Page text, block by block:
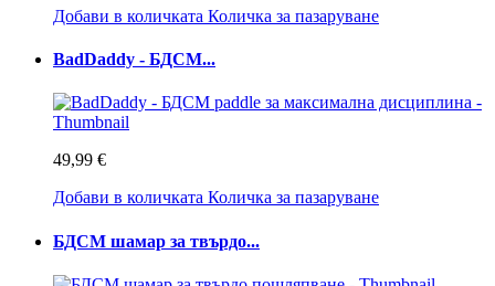
Добави в количката Количка за пазаруване
BadDaddy - БДСМ...
49,99 €
Добави в количката Количка за пазаруване
БДСМ шамар за твърдо...